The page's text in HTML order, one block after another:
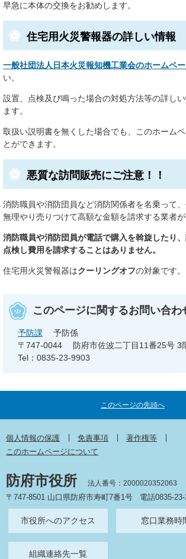
早急に本体の交換をお勧めします。
住宅用火災警報器の詳しい情報
一般社団法人日本火災報知機工業会のホームペ
い。
設置、点検及び鳴った場合の対処方法等の詳し
ます。
取扱い説明書を無くした場合でも、このホーム
とができます。
悪質な訪問販売にご注意！！
消防職員や消防団員など消防関係者を名乗って
無理やり売りつけて高額な金額を請求する業者が
消防職員や消防団員が電話で購入を斡旋したり
点検し費用を請求することはありません。
住宅用火災警報器はクーリングオフの対象です。
このページに関するお問い合わ
予防課
予防係
〒747-0044
防府市佐波二丁目11番25号 3
Tel：0835-23-9903
このページの先頭へ
個人情報の保護 免責事項
著作権等
このホームページについて
防府市役所 法人番号：2000020352063
〒747-8501 山口県防府市寿町7番1号 電話0835-23-
市役所へのアクセス 窓口業務時
組織連絡先一覧